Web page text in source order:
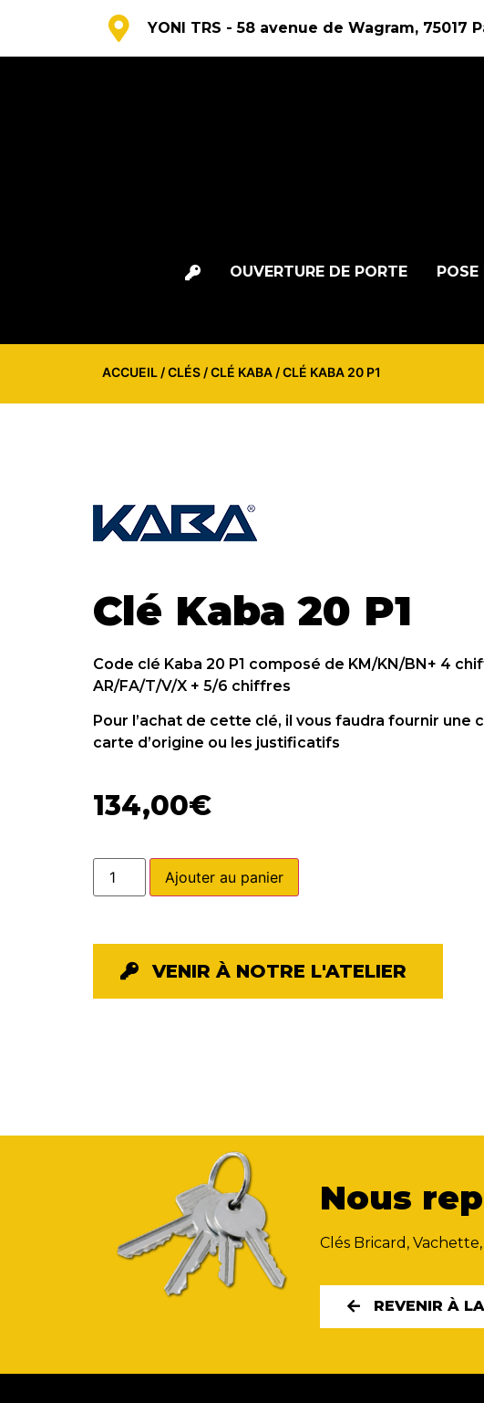
YONI TRS - 58 avenue de Wagram, 75017
OUVERTURE DE PORTE POSE
ACCUEIL /CLÉS /CLÉ KABA / CLÉ KABA 20 P1
Clé Kaba 20 P1
Code clé Kaba 20 P1 composé de KM/KN/BN+ 4
AR/FA/T/V/X + 5/6 chiffres
Pour l’achat de cette clé, il vous faudra fournir une
carte d’origine ou les justificatifs
134,00€
Ajouter au panier
VENIR À NOTRE L'ATELIER
Nous
Clés Bricard,
REVENIR À